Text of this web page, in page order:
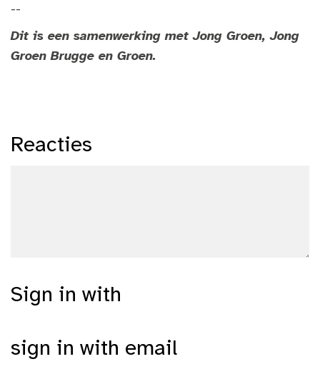
--
Dit is een samenwerking met Jong Groen, Jong
Groen Brugge en Groen.
Reacties
Sign in with
sign in with email